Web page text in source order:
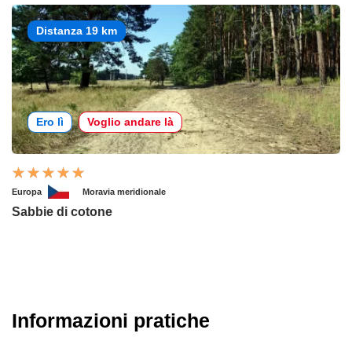
Distanza 19 km
Ero lì Voglio andare là
Europa Moravia meridionale
Sabbie di cotone
Informazioni pratiche